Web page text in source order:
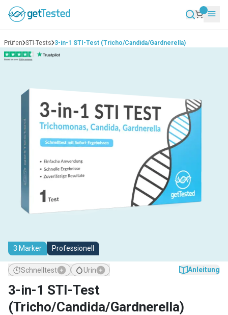
Prüfen STI-Tests 3-in-1 STI-Test (Tricho/Candida/Gardnerella)
3 Marker Professionell
Schnelltest Urin Anleitung
3-in-1 STI-Test
(Tricho/Candida/Gardnerella)